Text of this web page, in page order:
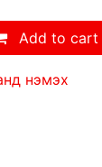
Add to cart
нэмэх